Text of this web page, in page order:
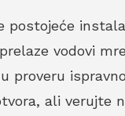
postojeće
vodovi
proveru
ali verujte